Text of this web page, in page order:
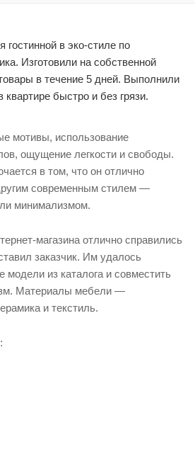
в эко-стиле по
Изготовили на собственной
в течение 5 дней. Выполнили
квартире быстро и без грязи.
мотивы, использование
ощущение легкости и свободы.
в том, что он отлично
современным стилем —
минимализмом.
магазина отлично справились
заказчик. Им удалось
модели из каталога и совместить
Материалы мебели —
и текстиль.